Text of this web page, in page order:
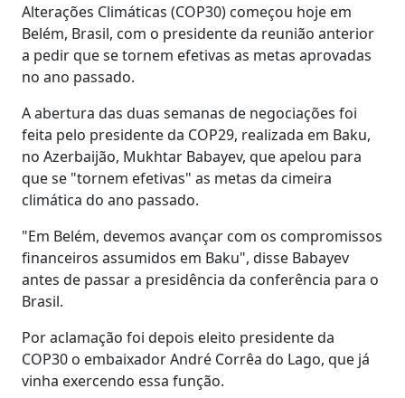
Alterações Climáticas (COP30) começou hoje em
Belém, Brasil, com o presidente da reunião anterior
a pedir que se tornem efetivas as metas aprovadas
no ano passado.
A abertura das duas semanas de negociações foi
feita pelo presidente da COP29, realizada em Baku,
no Azerbaijão, Mukhtar Babayev, que apelou para
que se "tornem efetivas" as metas da cimeira
climática do ano passado.
"Em Belém, devemos avançar com os compromissos
financeiros assumidos em Baku", disse Babayev
antes de passar a presidência da conferência para o
Brasil.
Por aclamação foi depois eleito presidente da
COP30 o embaixador André Corrêa do Lago, que já
vinha exercendo essa função.